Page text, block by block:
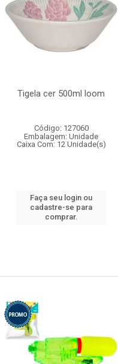
Tigela cer 500ml loom
Código: 127060
Embalagem: Unidade
Caixa Com: 12 Unidade(s)
Faça seu login ou
cadastre-se para
comprar.